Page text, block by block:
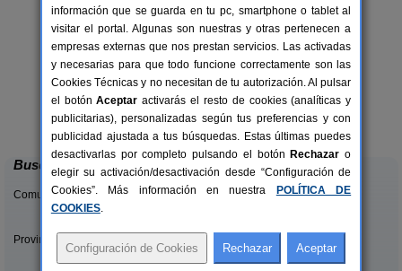
2-6 pers.
desde 26 €
Casa Rural Hoces del Duratón El
Villar
Villar de Sobrepeña (Segovia)
Buscar
Comunidades:
Provincias/Islas:
información que se guarda en tu pc, smartphone o tablet al
visitar el portal. Algunas son nuestras y otras pertenecen a
empresas externas que nos prestan servicios. Las activadas
y necesarias para que todo funcione correctamente son las
Cookies Técnicas y no necesitan de tu autorización. Al pulsar
el botónAceptar activarás el resto de cookies (analíticas y
publicitarias), personalizadas según tus preferencias y con
publicidad ajustada a tus búsquedas. Estas últimas puedes
desactivarlas por completo pulsando el botón Rechazar o
elegir su activación/desactivación desde “Configuración de
Cookies”. Más información en nuestra
POLÍTICA DE
COOKIES.